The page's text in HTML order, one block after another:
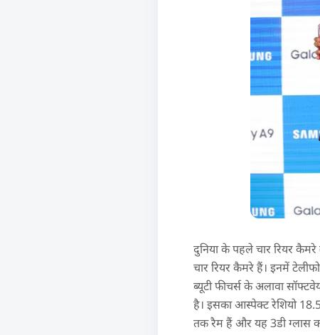
दुनिया के पहले चार रियर
चार रियर कैमरे हैं। इनमें
ब्यूटी फीचर्स के अलावा
है। इसका आस्पेक्ट रेशियो
तक रैम हैं और यह 3डी ग्लास